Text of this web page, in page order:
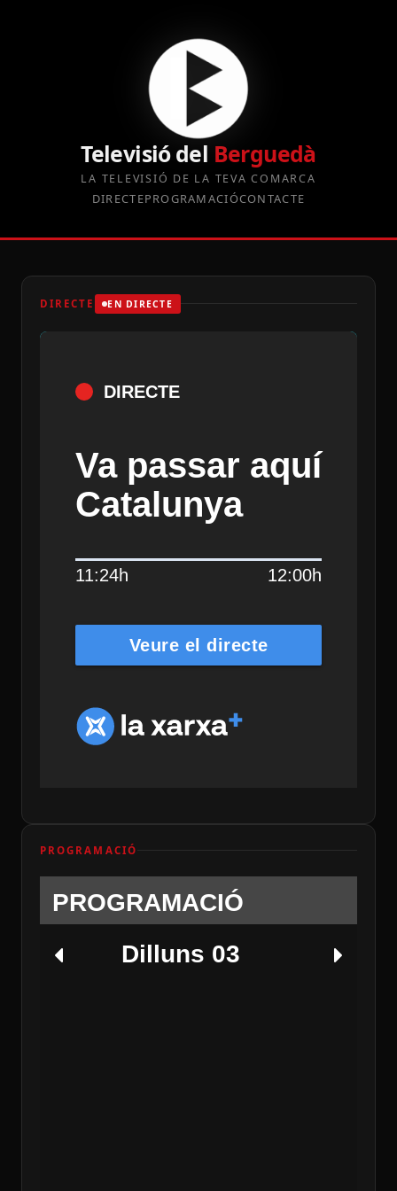
Televisió del Berguedà
LA TELEVISIÓ DE LA TEVA COMARCA
DIRECTEPROGRAMACIÓCONTACTE
DIRECTE EN DIRECTE
DIRECTE
Va passar aquí
Catalunya
11:24h 12:00h
Veure el directe
PROGRAMACIÓ
PROGRAMACIÓ
Dilluns 03